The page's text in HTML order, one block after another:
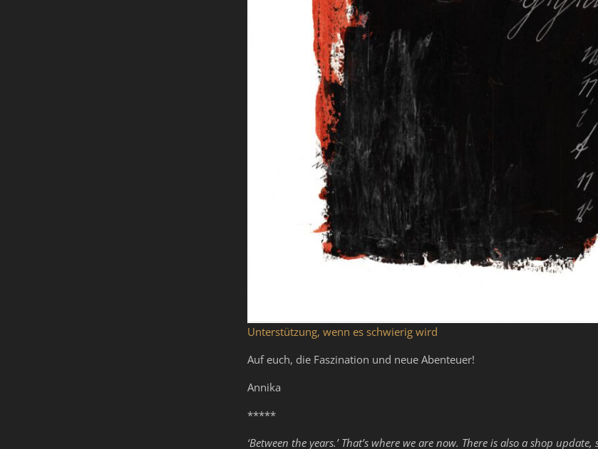
Unterstützung, wenn es schwierig wird
Auf euch, die Faszination und neue Abenteuer!
Annika
*****
‘Between the years.’ That’s where we are now. There is also a shop update,